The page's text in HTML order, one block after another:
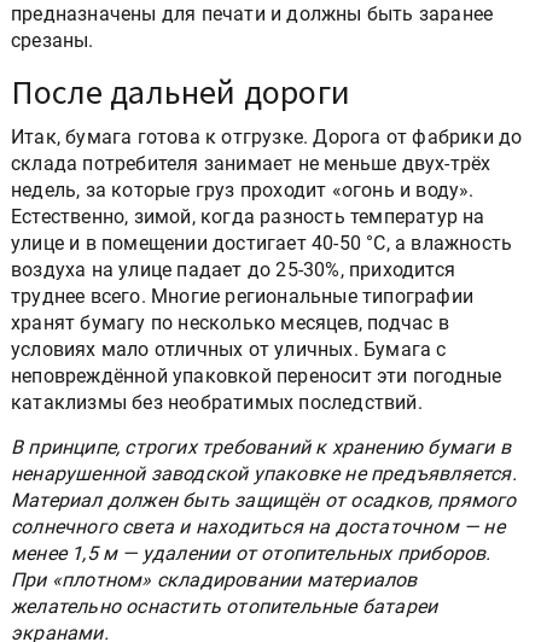
предназначены для печати и должны быть заранее
срезаны.
После дальней дороги
Итак, бумага готова к отгрузке. Дорога от фабрики до
склада потребителя занимает не меньше двух-трёх
недель, за которые груз проходит «огонь и воду».
Естественно, зимой, когда разность температур на
улице и в помещении достигает 40-50 °С, а влажность
воздуха на улице падает до 25-30%, приходится
труднее всего. Многие региональные типографии
хранят бумагу по несколько месяцев, подчас в
условиях мало отличных от уличных. Бумага с
неповреждённой упаковкой переносит эти погодные
катаклизмы без необратимых последствий.
В принципе, строгих требований к хранению бумаги в
ненарушенной заводской упаковке не предъявляется.
Материал должен быть защищён от осадков, прямого
солнечного света и находиться на достаточном — не
менее 1,5 м — удалении от отопительных приборов.
При «плотном» складировании материалов
желательно оснастить отопительные батареи
экранами.